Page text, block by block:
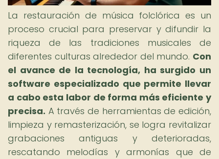
La restauración de música folclórica es un
proceso crucial para preservar y difundir la
riqueza de las tradiciones musicales de
diferentes culturas alrededor del mundo. Con
el avance de la tecnología, ha surgido un
software especializado que permite llevar
a cabo esta labor de forma más eficiente y
precisa. A través de herramientas de edición,
limpieza y remasterización, se logra revitalizar
grabaciones antiguas y deterioradas,
rescatando melodías y armonías que de